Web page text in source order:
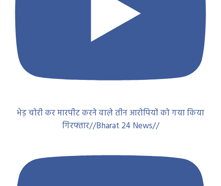
भेड़ चोरी कर मारपीट करने वाले तीन आरोपियों को गया किया
गिरफ्तार//Bharat 24 News//